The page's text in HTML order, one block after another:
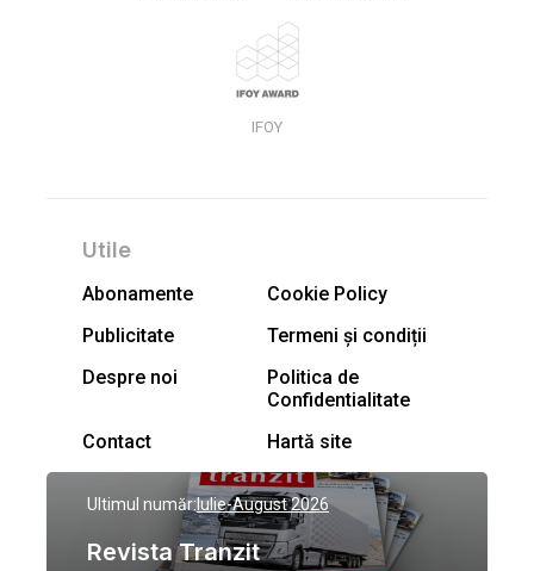
IFOY
Utile
Abonamente
Cookie Policy
Publicitate
Termeni și condiții
Despre noi
Politica de
Confidentialitate
Contact
Hartă site
Ultimul număr:Iulie-August 2026
Revista Tranzit